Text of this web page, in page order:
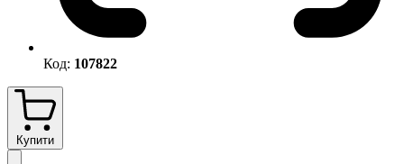
Код: 107822
Купити